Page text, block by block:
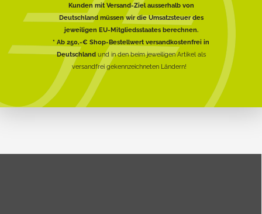
Kunden mit Versand-Ziel ausserhalb von
Deutschland müssen wir die Umsatzsteuer des
jeweiligen EU-Mitgliedsstaates berechnen.
* Ab 250,-€ Shop-Bestellwert versandkostenfrei in
Deutschlandund in den beim jeweiligen Artikel als
versandfrei gekennzeichneten Ländern!